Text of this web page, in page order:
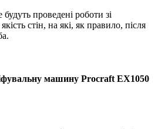
проведені роботи зі
стін, на які, як правило, після
машину Procraft EX1050